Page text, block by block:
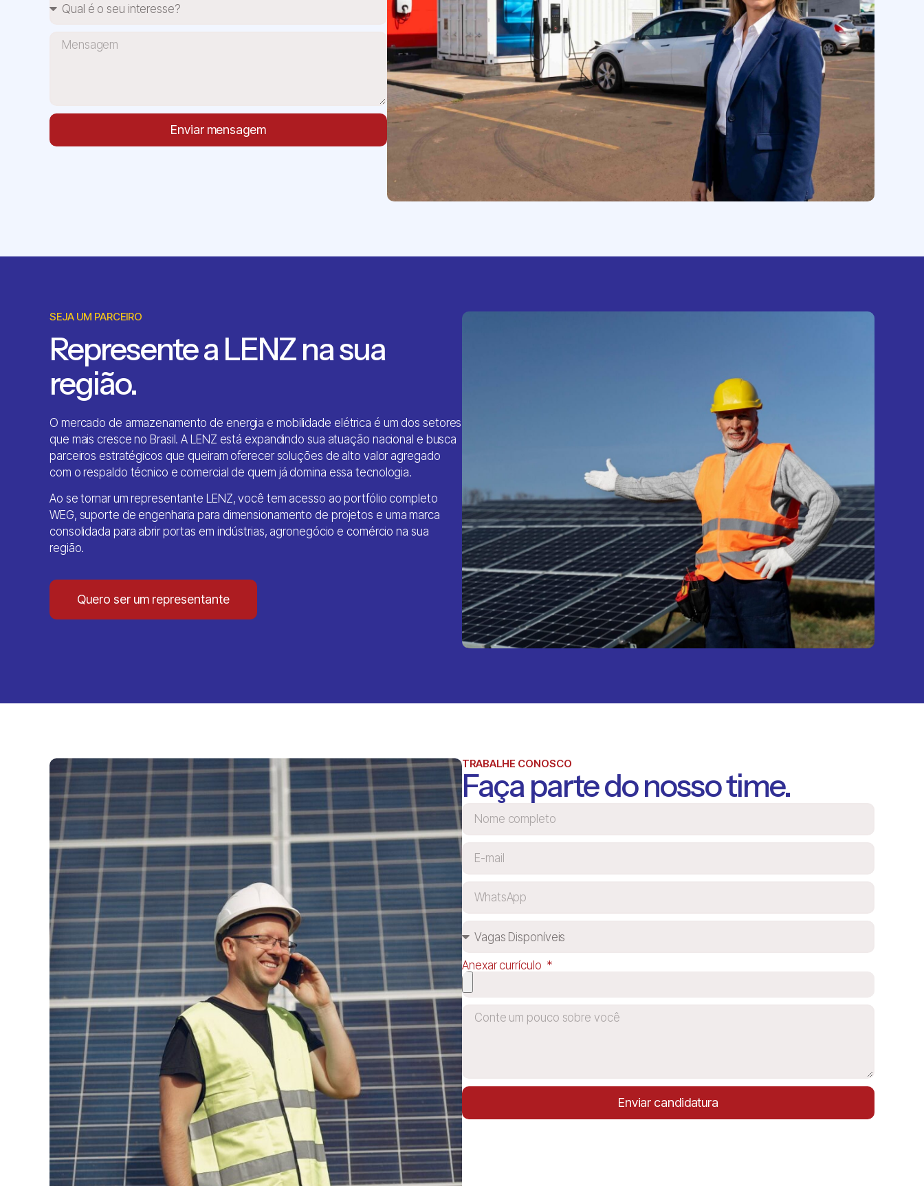
Enviar mensagem
SEJA UM PARCEIRO
Represente a LENZ na sua
região.
O mercado de armazenamento de energia e mobilidade elétrica é um dos setores
que mais cresce no Brasil. A LENZ está expandindo sua atuação nacional e busca
parceiros estratégicos que queiram oferecer soluções de alto valor agregado
com o respaldo técnico e comercial de quem já domina essa tecnologia.
Ao se tornar um representante LENZ, você tem acesso ao portfólio completo
WEG, suporte de engenharia para dimensionamento de projetos e uma marca
consolidada para abrir portas em indústrias, agronegócio e comércio na sua
região.
Quero ser um representante
TRABALHE CONOSCO
Faça parte do nosso time.
Anexar currículo
Enviar candidatura